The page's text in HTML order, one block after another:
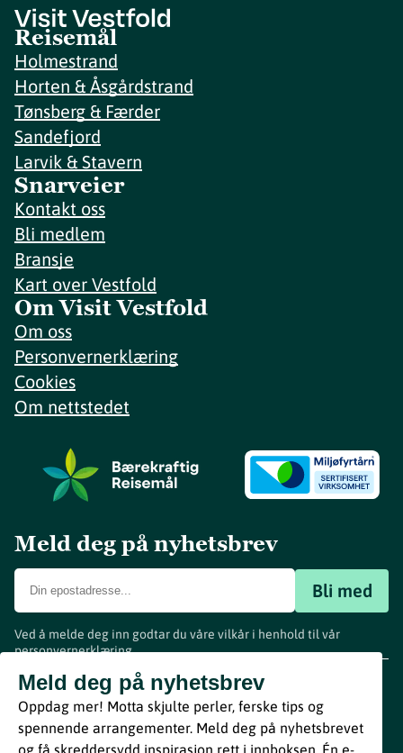
Reisemål
Holmestrand
Horten & Åsgårdstrand
Tønsberg & Færder
Sandefjord
Larvik & Stavern
Snarveier
Kontakt oss
Bli medlem
Bransje
Kart over Vestfold
Om Visit Vestfold
Om oss
Personvernerklæring
Cookies
Om nettstedet
Meld deg på nyhetsbrev
Bli med
Ved å melde deg inn godtar du våre vilkår i henhold til vår
personvernerklæring.
Meld deg på nyhetsbrev
Oppdag mer! Motta skjulte perler, ferske tips og
spennende arrangementer. Meld deg på nyhetsbrevet
og få skreddersydd inspirasjon rett i innboksen. Én e-
www.visitvestfold.com
Turistinformasjon
Vestfold Fylkeskommune
ByBreakfast